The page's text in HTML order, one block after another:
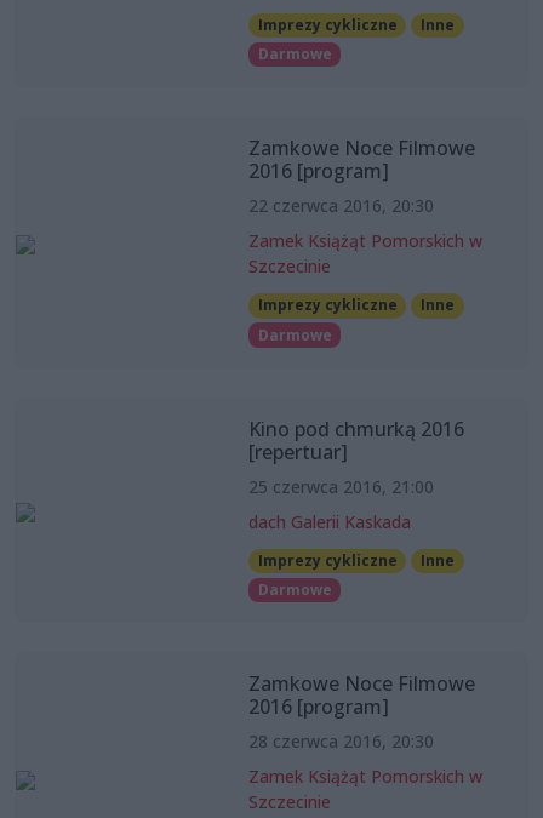
Imprezy cykliczne
Inne
Darmowe
Zamkowe Noce Filmowe
2016 [program]
22 czerwca 2016, 20:30
Zamek Książąt Pomorskich w
Szczecinie
Imprezy cykliczne
Inne
Darmowe
Kino pod chmurką 2016
[repertuar]
25 czerwca 2016, 21:00
dach Galerii Kaskada
Imprezy cykliczne
Inne
Darmowe
Zamkowe Noce Filmowe
2016 [program]
28 czerwca 2016, 20:30
Zamek Książąt Pomorskich w
Szczecinie